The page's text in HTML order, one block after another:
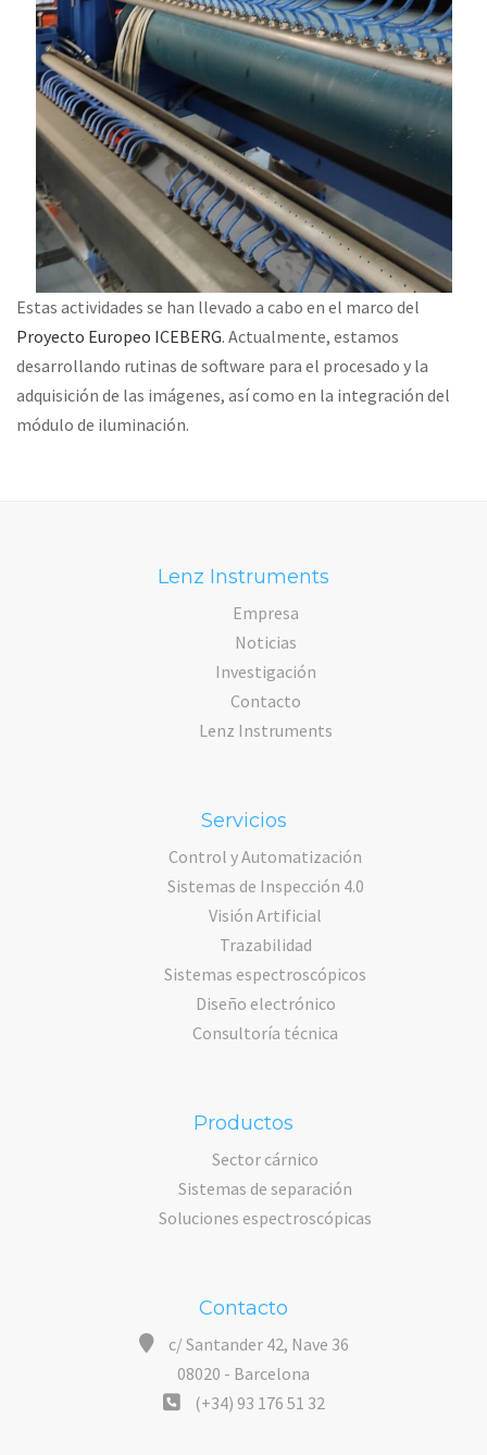
Estas actividades se han llevado a cabo en el marco del
Proyecto Europeo ICEBERG. Actualmente, estamos
desarrollando rutinas de software para el procesado y la
adquisición de las imágenes, así como en la integración del
módulo de iluminación.
Lenz Instruments
Empresa
Noticias
Investigación
Contacto
Lenz Instruments
Servicios
Control y Automatización
Sistemas de Inspección 4.0
Visión Artificial
Trazabilidad
Sistemas espectroscópicos
Diseño electrónico
Consultoría técnica
Productos
Sector cárnico
Sistemas de separación
Soluciones espectroscópicas
Contacto
c/ Santander 42, Nave 36
08020 - Barcelona
(+34) 93 176 51 32